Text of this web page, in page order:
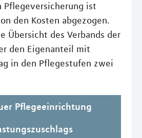
Pflegeversicherung ist
den Kosten abgezogen.
Übersicht des Verbands der
den Eigenanteil mit
in den Pflegestufen zwei
Pflegeeinrichtung